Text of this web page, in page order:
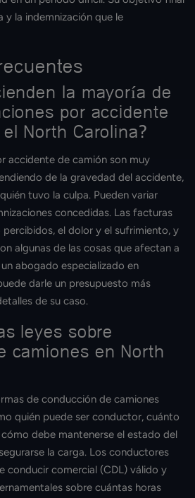
y la indemnización que le
la mayoría de
por accidente
North Carolina?
accidente de camión son muy
de la gravedad del accidente,
tuvo la culpa. Pueden variar
concedidas. Las facturas
percibidos, el dolor y el sufrimiento, y
algunas de las cosas que afectan a
abogado especializado en
darle un presupuesto más
de su caso.
leyes sobre
camiones en North
de conducción de camiones
quién puede ser conductor, cuánto
debe mantenerse el estado del
la carga. Los conductores
conducir comercial (CDL) válido y
sobre cuántas horas